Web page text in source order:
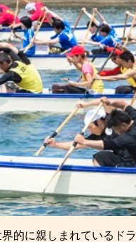
的に親しまれているド